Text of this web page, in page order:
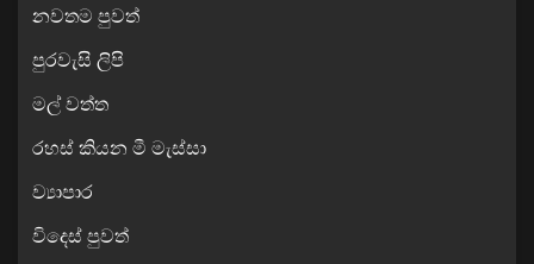
නවතම පුවත්
පුරවැසි ලිපි
මල් වත්ත
රහස් කියන මී මැස්සා
ව්‍යාපාර
විදෙස් පුවත්